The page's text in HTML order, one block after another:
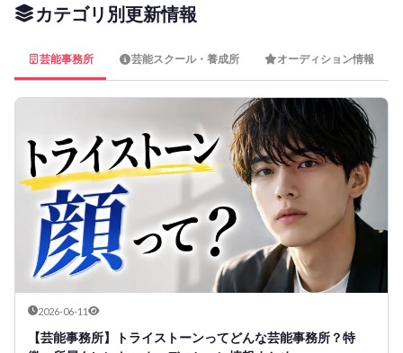
カテゴリ別更新情報
芸能事務所 芸能スクール・養成所 オーディション情報
2026-06-11
【芸能事務所】トライストーンってどんな芸能事務所？特